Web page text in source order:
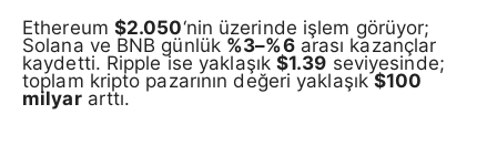
Ethereum $2.050‘nin üzerinde işlem görüyor;
Solana ve BNB günlük %3–%6arası kazançlar
kaydetti. Ripple ise yaklaşık$1.39 seviyesinde;
toplam kripto pazarının değeri yaklaşık$100
milyararttı.